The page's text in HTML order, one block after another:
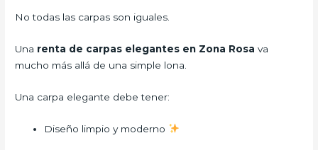
No todas las carpas son iguales.
Una renta de carpas elegantes en Zona Rosava
mucho más allá de una simple lona.
Una carpa elegante debe tener:
Diseño limpio y moderno